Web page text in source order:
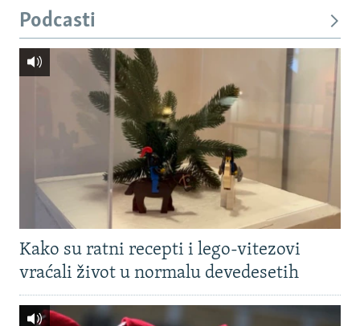
Podcasti
Kako su ratni recepti i lego-vitezovi
vraćali život u normalu devedesetih